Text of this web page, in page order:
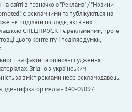
на сайті з позначкою "Реклама" / "Новини
є рекламними та публікуються на
не поділяти погляди, які в них
СПЕЦПРОЄКТ є рекламними, проте
цього контенту і поділяє думки,
за факти та оціночні судження,
Згідно з українським
за зміст реклами несе рекламодавець.
ідентифікатор медіа - R40-05097